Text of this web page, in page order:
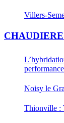
Villers-
Noisy le
Thionville :